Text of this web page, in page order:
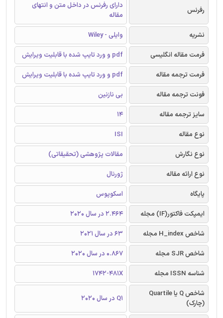
رفرنس
دارای رفرنس در داخل متن و انتهای
مقاله
نشریه
وایلی - Wiley
فرمت مقاله انگلیسی
pdf و ورد تایپ شده با قابلیت ویرایش
فرمت ترجمه مقاله
pdf و ورد تایپ شده با قابلیت ویرایش
فونت ترجمه مقاله
بی نازنین
سایز ترجمه مقاله
14
نوع مقاله
ISI
نوع نگارش
مقالات پژوهشی (تحقیقاتی)
نوع ارائه مقاله
ژورنال
پایگاه
اسکوپوس
ایمپکت فاکتور(IF) مجله
2.464 در سال 2020
شاخص H_index مجله
63 در سال 2021
شاخص SJR مجله
0.867 در سال 2020
شناسه ISSN مجله
1742-481X
شاخص Q یا Quartile
(چارک)
Q1 در سال 2020